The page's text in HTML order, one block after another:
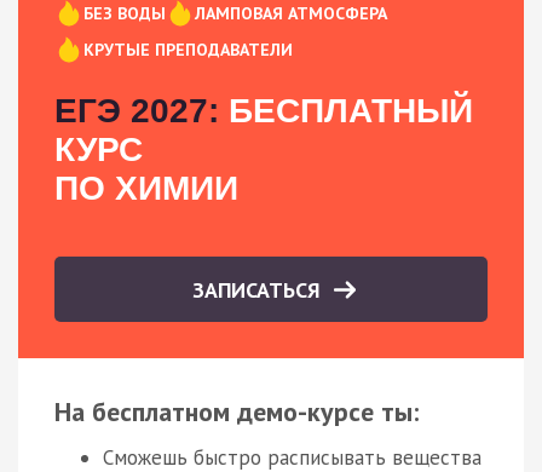
БЕЗ ВОДЫ
ЛАМПОВАЯ АТМОСФЕРА
КРУТЫЕ ПРЕПОДАВАТЕЛИ
ЕГЭ 2027: БЕСПЛАТНЫЙ
КУРС
ПО ХИМИИ
ЗАПИСАТЬСЯ
На бесплатном демо-курсе ты:
Сможешь быстро расписывать вещества